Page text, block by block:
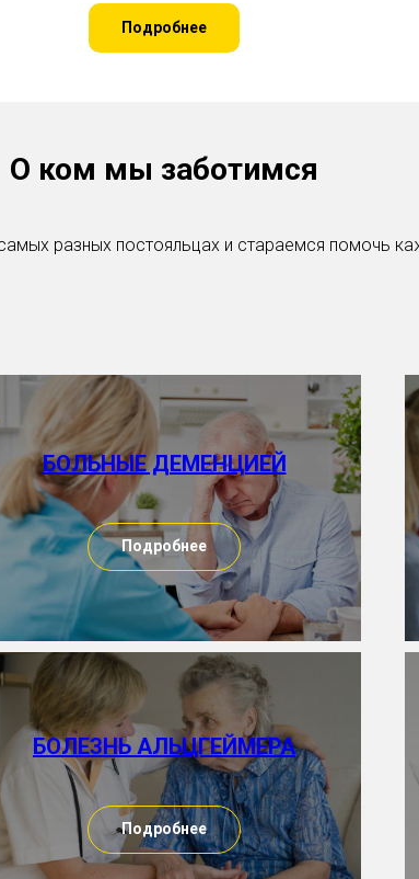
Подробнее
О ком мы заботимся
разных постояльцах и стараемся помочь
БОЛЬНЫЕ ДЕМЕНЦИЕЙ
Подробнее
БОЛЕЗНЬ АЛЬЦГЕЙМЕРА
Подробнее